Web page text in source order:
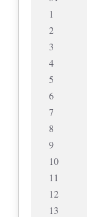
1
2
3
4
5
6
7
8
9
10
11
12
13